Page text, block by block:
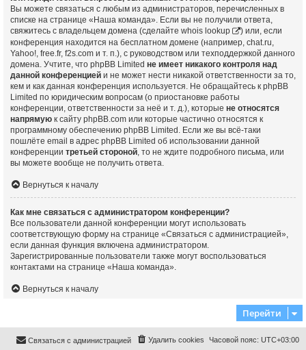
Вы можете связаться с любым из администраторов, перечисленных в
списке на странице «Наша команда». Если вы не получили ответа,
свяжитесь с владельцем домена (сделайте whois lookup
) или, если
конференция находится на бесплатном домене (например, chat.ru,
Yahoo!, free.fr, f2s.com и т. п.), с руководством или техподдержкой данного
домена. Учтите, что phpBB Limited не имеет никакого контроля над
данной конференцией и не может нести никакой ответственности за то,
кем и как данная конференция используется. Не обращайтесь к phpBB
Limited по юридическим вопросам (о приостановке работы
конференции, ответственности за неё и т. д.), которые не относятся
напрямую к сайту phpBB.com или которые частично относятся к
программному обеспечению phpBB Limited. Если же вы всё-таки
пошлёте email в адрес phpBB Limited об использовании данной
конференции третьей стороной, то не ждите подробного письма, или
вы можете вообще не получить ответа.
Вернуться к началу
Как мне связаться с администратором конференции?
Все пользователи данной конференции могут использовать
соответствующую форму на странице «Связаться с администрацией»,
если данная функция включена администратором.
Зарегистрированные пользователи также могут воспользоваться
контактами на странице «Наша команда».
Вернуться к началу
Перейти
Часовой пояс: UTC+03:00
Удалить cookies
Связаться с администрацией